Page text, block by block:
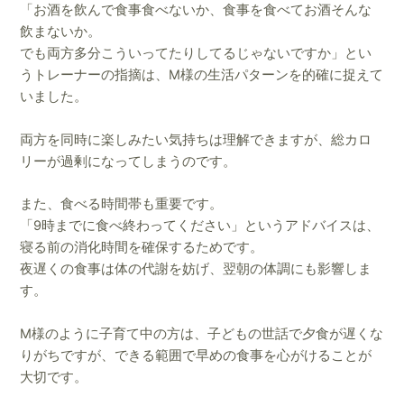
「お酒を飲んで食事食べないか、食事を食べてお酒そんな
飲まないか。
でも両方多分こういってたりしてるじゃないですか」とい
うトレーナーの指摘は、M様の生活パターンを的確に捉えて
いました。
両方を同時に楽しみたい気持ちは理解できますが、総カロ
リーが過剰になってしまうのです。
また、食べる時間帯も重要です。
「9時までに食べ終わってください」というアドバイスは、
寝る前の消化時間を確保するためです。
夜遅くの食事は体の代謝を妨げ、翌朝の体調にも影響しま
す。
M様のように子育て中の方は、子どもの世話で夕食が遅くな
りがちですが、できる範囲で早めの食事を心がけることが
大切です。